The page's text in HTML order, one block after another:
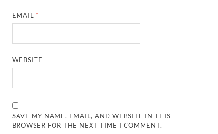
EMAIL *
WEBSITE
SAVE MY NAME, EMAIL, AND WEBSITE IN THIS
BROWSER FOR THE NEXT TIME I COMMENT.